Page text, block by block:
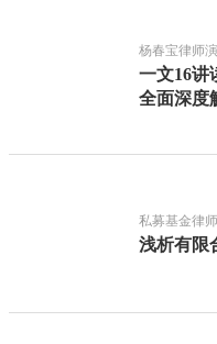
杨春宝律师
一文16讲
全面深度
私募基金律
浅析有限